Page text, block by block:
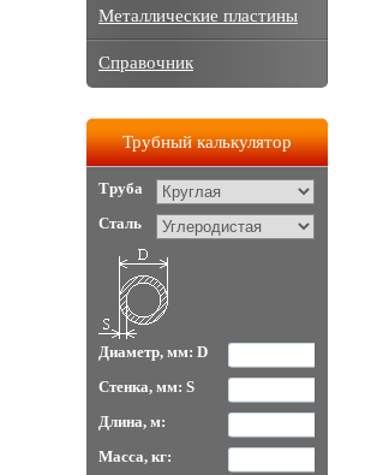
Металлические пластины
Справочник
Трубный калькулятор
Труба
Сталь
Диаметр, мм: D
Стенка, мм: S
Длина, м:
Масса, кг: